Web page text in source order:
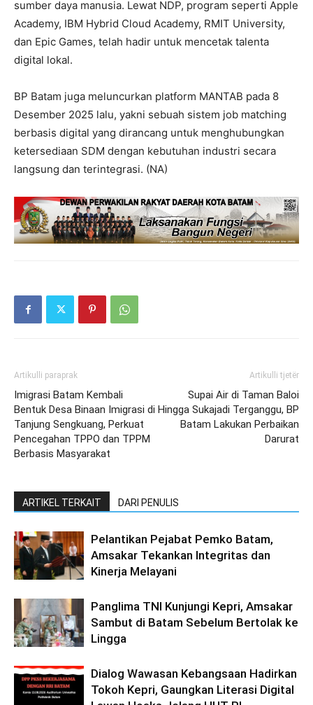
sumber daya manusia. Lewat NDP, program seperti Apple
Academy, IBM Hybrid Cloud Academy, RMIT University,
dan Epic Games, telah hadir untuk mencetak talenta
digital lokal.
BP Batam juga meluncurkan platform MANTAB pada 8
Desember 2025 lalu, yakni sebuah sistem job matching
berbasis digital yang dirancang untuk menghubungkan
ketersediaan SDM dengan kebutuhan industri secara
langsung dan terintegrasi. (NA)
Artikulli paraprak
Imigrasi Batam Kembali
Bentuk Desa Binaan Imigrasi di
Tanjung Sengkuang, Perkuat
Pencegahan TPPO dan TPPM
Berbasis Masyarakat
Artikulli tjetër
Supai Air di Taman Baloi
Hingga Sukajadi Terganggu, BP
Batam Lakukan Perbaikan
Darurat
ARTIKEL TERKAIT DARI PENULIS
Pelantikan Pejabat Pemko Batam,
Amsakar Tekankan Integritas dan
Kinerja Melayani
Panglima TNI Kunjungi Kepri, Amsakar
Sambut di Batam Sebelum Bertolak ke
Lingga
Dialog Wawasan Kebangsaan Hadirkan
Tokoh Kepri, Gaungkan Literasi Digital